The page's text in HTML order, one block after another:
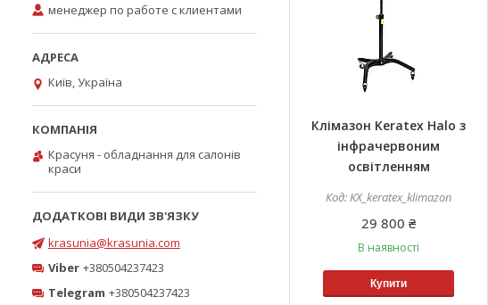
Клімазон Keratex Halo з
інфрачервоним
освітленням
KX_keratex_klimazon
29 800 ₴
В наявності
Купити
менеджер по работе с клиентами
Київ, Україна
Красуня - обладнання для салонів
краси
krasunia@krasunia.com
Viber +380504237423
Telegram +380504237423